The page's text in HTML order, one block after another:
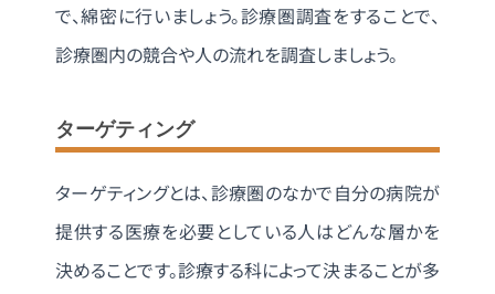
で、綿密に行いましょう。診療圏調査をすることで、
診療圏内の競合や人の流れを調査しましょう。
ターゲティング
ターゲティングとは、診療圏のなかで自分の病院が
提供する医療を必要としている人はどんな層かを
決めることです。診療する科によって決まることが多